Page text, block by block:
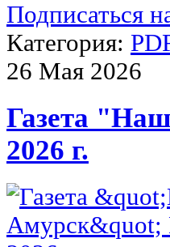
Подписаться
Категория:
26 Мая 2026
Газета
2026 г.